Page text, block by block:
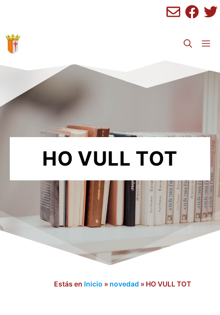
contenido
HO VULL TOT
Estás en Inicio » novedad » HO VULL TOT